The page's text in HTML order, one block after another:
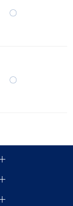
〇
〇